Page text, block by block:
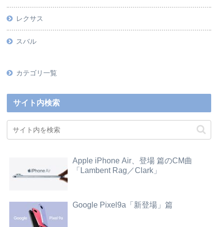
レクサス
スバル
カテゴリ一覧
サイト内検索
Apple iPhone Air、登場 篇のCM曲
「Lambent Rag／Clark」
Google Pixel9a「新登場」篇